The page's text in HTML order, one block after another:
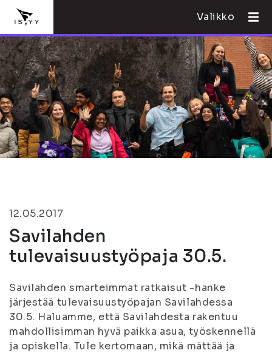
Valikko
12.05.2017
Savilahden
tulevaisuustyöpaja 30.5.
Savilahden smarteimmat ratkaisut -hanke
järjestää tulevaisuustyöpajan Savilahdessa
30.5. Haluamme, että Savilahdesta rakentuu
mahdollisimman hyvä paikka asua, työskennellä
ja opiskella. Tule kertomaan, mikä mättää ja